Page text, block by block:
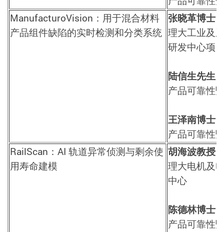
ManufacturoVision ：用于混合材料
产品组件缺陷的实时检测和分类系统
张晓革博士
理大工业及
研发中心项
陆信生先生
产品可靠性
王泽南博士
产品可靠性
RailScan ： AI 轨道异常侦测与剩余使
用寿命建模
胡海波教授
理大电机及
中心
陈德林博士
产品可靠性